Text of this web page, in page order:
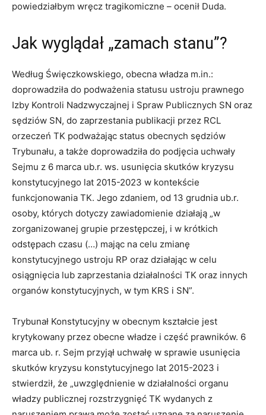
powiedziałbym wręcz tragikomiczne – ocenił Duda.
Jak wyglądał „zamach stanu”?
Według Święczkowskiego, obecna władza m.in.:
doprowadziła do podważenia statusu ustroju prawnego
Izby Kontroli Nadzwyczajnej i Spraw Publicznych SN oraz
sędziów SN, do zaprzestania publikacji przez RCL
orzeczeń TK podważając status obecnych sędziów
Trybunału, a także doprowadziła do podjęcia uchwały
Sejmu z 6 marca ub.r. ws. usunięcia skutków kryzysu
konstytucyjnego lat 2015-2023 w kontekście
funkcjonowania TK. Jego zdaniem, od 13 grudnia ub.r.
osoby, których dotyczy zawiadomienie działają „w
zorganizowanej grupie przestępczej, i w krótkich
odstępach czasu (…) mając na celu zmianę
konstytucyjnego ustroju RP oraz działając w celu
osiągnięcia lub zaprzestania działalności TK oraz innych
organów konstytucyjnych, w tym KRS i SN”.
Trybunał Konstytucyjny w obecnym kształcie jest
krytykowany przez obecne władze i część prawników. 6
marca ub. r. Sejm przyjął uchwałę w sprawie usunięcia
skutków kryzysu konstytucyjnego lat 2015-2023 i
stwierdził, że „uwzględnienie w działalności organu
władzy publicznej rozstrzygnięć TK wydanych z